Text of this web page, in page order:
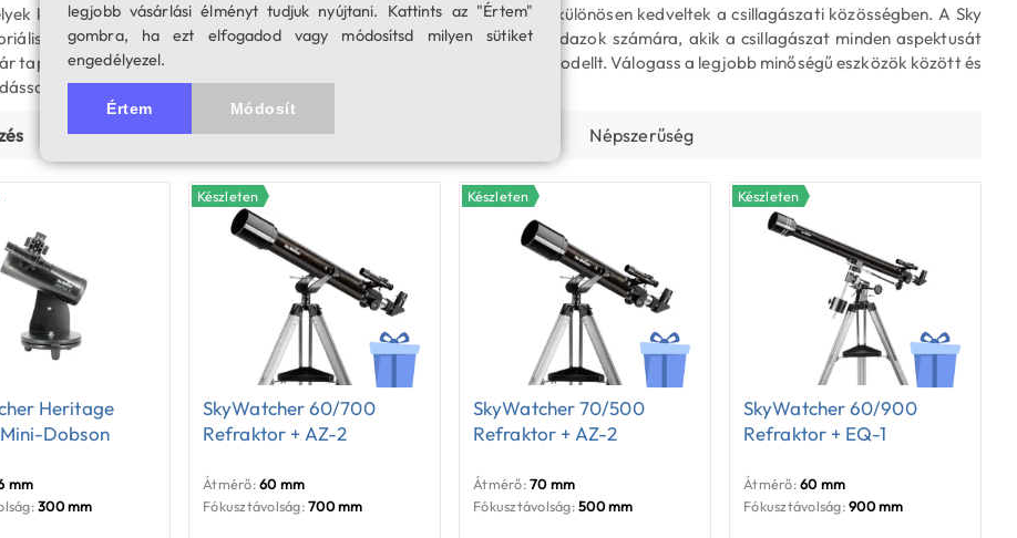
kiváló ár-érték arányukkal és fejlett technológiai tulajdonságaikkal különösen kedveltek a csillagászati közösségben. A Sky
és azimutális mechanikákkal felszerelt modelleket, tökéletesek mindazok számára, akik a csillagászat minden aspektusát
tapasztalt kutató, nálunk biztosan megtalálod a számodra megfelelő modellt. Válogass a legjobb minőségű eszközök között és
és akár ingyenes szállítással segítünk hobbid gyakorlásában.
Ár szerint (növekvő) Ár szerint (csökkenő) Népszerűség
Heritage
Dobson
mm
300 mm
Készleten
SkyWatcher 60/700
Refraktor + AZ-2
Átmérő: 60 mm
Fókusztávolság: 700 mm
Készleten
SkyWatcher 70/500
Refraktor + AZ-2
Átmérő: 70 mm
Fókusztávolság: 500 mm
Készleten
SkyWatcher 60/900
Refraktor + EQ-1
Átmérő: 60 mm
Fókusztávolság: 900 mm
legjobb vásárlási élményt tudjuk nyújtani. Kattints az "Értem"
gombra, ha ezt elfogadod vagy módosítsd milyen sütiket
engedélyezel.
Értem Módosít